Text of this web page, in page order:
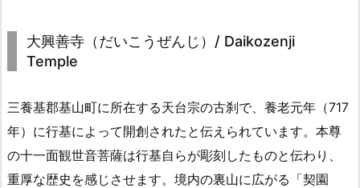
大興善寺（だいこうぜんじ）/ Daikozenji
Temple
三養基郡基山町に所在する天台宗の古刹で、養老元年（717
年）に行基によって開創されたと伝えられています。本尊
の十一面観世音菩薩は行基自らが彫刻したものと伝わり、
重厚な歴史を感じさせます。境内の裏山に広がる「契園